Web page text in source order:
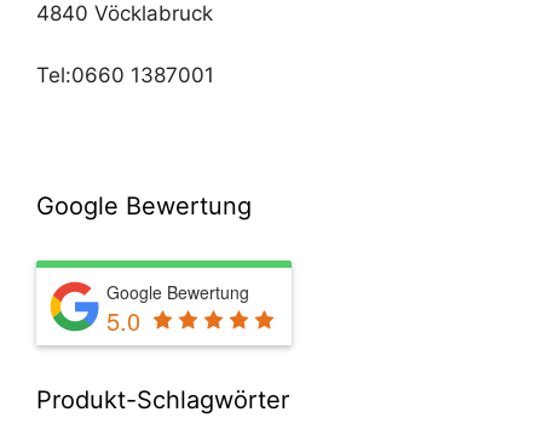
4840 Vöcklabruck
Tel:0660 1387001
Google Bewertung
Google Bewertung
5.0
Produkt-Schlagwörter